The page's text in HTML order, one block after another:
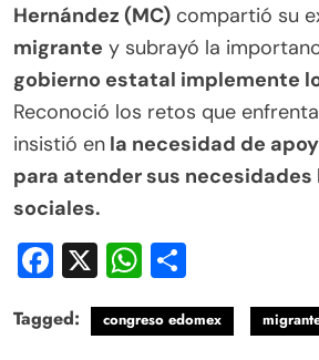
Hernández (MC) compartió su
migrante y subrayó la
gobierno estatal implemente
Reconoció los retos que
insistió en la necesidad de
para atender sus necesidades
sociales.
Facebook
X WhatsApp
Tagged: congreso edomex